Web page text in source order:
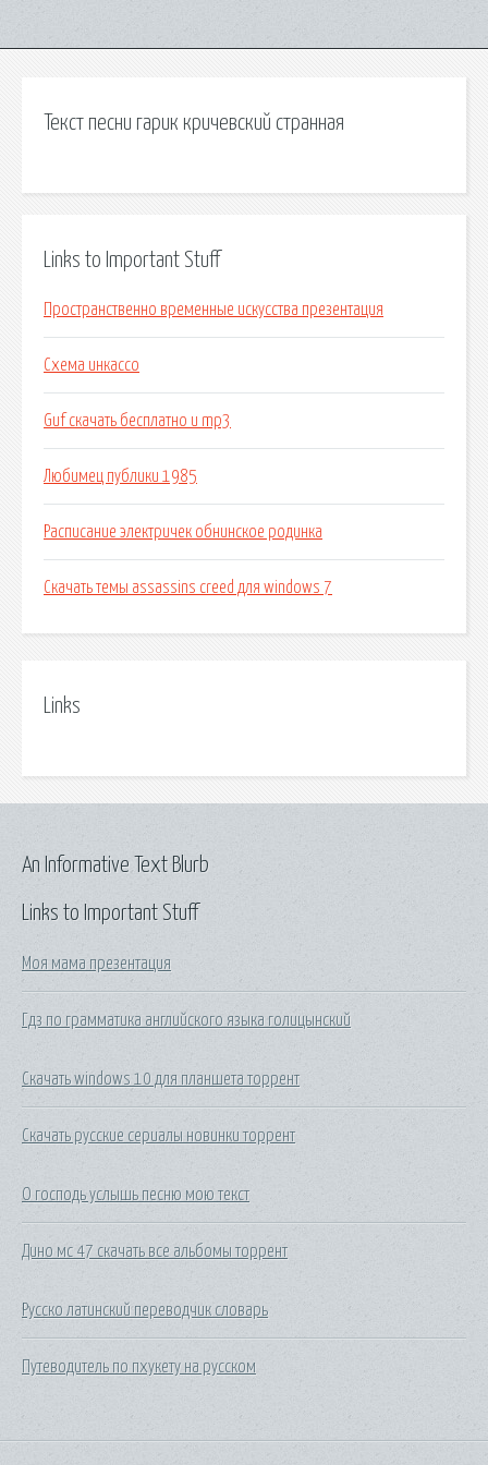
Текст песни гарик кричевский странная
Links to Important Stuff
Пространственно временные искусства презентация
Схема инкассо
Guf скачать бесплатно и mp3
Любимец публики 1985
Расписание электричек обнинское родинка
Скачать темы assassins creed для windows 7
Links
Links to Important Stuff
Моя мама презентация
Гдз по грамматика английского языка голицынский
Скачать windows 10 для планшета торрент
Скачать русские сериалы новинки торрент
О господь услышь песню мою текст
Дино мс 47 скачать все альбомы торрент
Русско латинский переводчик словарь
Путеводитель по пхукету на русском
An Informative Text Blurb